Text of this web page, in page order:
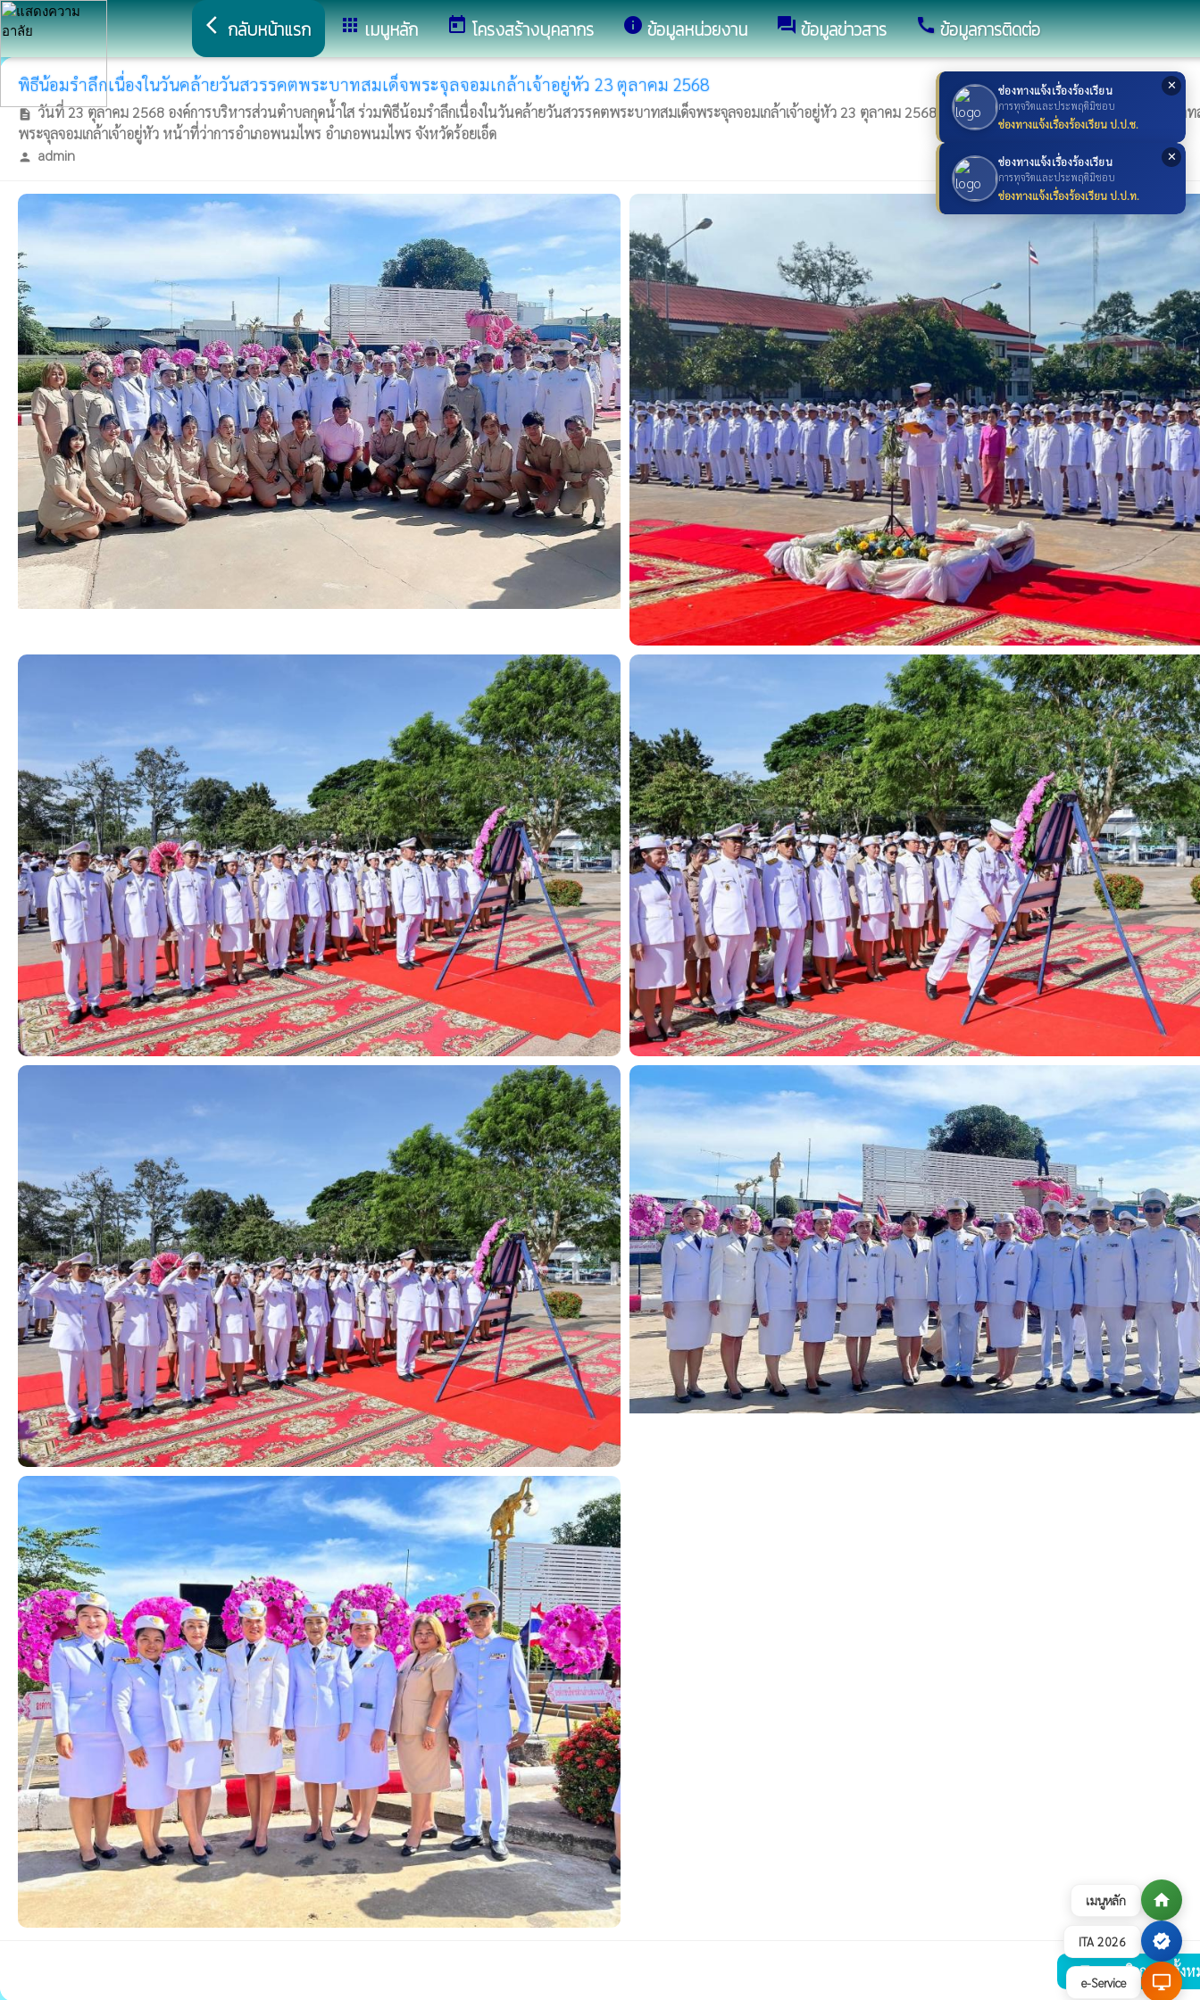
เมนูหลัก home
ITA 2026 verified
e-Service desktop_windows
✕
ช่องทางแจ้งเรื่องร้องเรียน
การทุจริตและประพฤติมิชอบ
ช่องทางแจ้งเรื่องร้องเรียน ป.ป.ช.
✕
ช่องทางแจ้งเรื่องร้องเรียน
การทุจริตและประพฤติมิชอบ
ช่องทางแจ้งเรื่องร้องเรียน ป.ป.ท.
arrow_back_ios กลับหน้าแรก appsเมนูหลัก todayโครงสร้างบุคลากร infoข้อมูลหน่วยงาน forumข้อมูลข่าวสาร callข้อมูลการติดต่อ
พิธีน้อมรำลึกเนื่องในวันคล้ายวันสวรรคตพระบาทสมเด็จพระจุลจอมเกล้าเจ้าอยู่หัว 23 ตุลาคม 2568
description วันที่ 23 ตุลาคม 2568 องค์การบริหารส่วนตำบลกุดน้ำใส ร่วมพิธีน้อมรำลึกเนื่องในวันคล้ายวันสวรรคตพระบาทสมเด็จพระจุลจอมเกล้าเจ้าอยู่หัว 23 ตุลาคม 2568 ณ บริเวณลานพระบรมราชานุสาวรีย์พระบาท
พระจุลจอมเกล้าเจ้าอยู่หัว หน้าที่ว่าการอำเภอพนมไพร อำเภอพนมไพร จังหวัดร้อยเอ็ด
person admin
ดูภาพกิจกรรมทั้งห